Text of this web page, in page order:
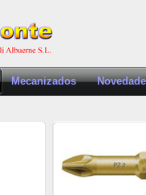
Mecanizados